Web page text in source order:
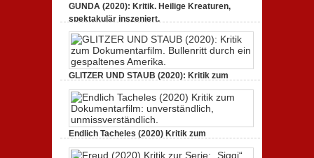
GUNDA (2020): Kritik. Heilige Kreaturen,
spektakulär inszeniert.
21. April 2021,Keine Kommentare zu GUNDA (2020):
Kritik. Heilige Kreaturen, spektakulär inszeniert.
GLITZER UND STAUB (2020): Kritik zum
Dokumentarfilm.
3. Oktober 2020,Keine Kommentarezu GLITZER UND
STAUB (2020): Kritik zum Dokumentarfilm. Bullenritt
durch ein gespaltenes Amerika.
Endlich Tacheles (2020) Kritik zum
Dokumentarfilm: unverständlich,